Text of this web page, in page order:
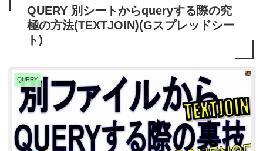
QUERY 別シートからqueryする際の究
極の方法(TEXTJOIN)(Gスプレッドシー
ト)
QUERY